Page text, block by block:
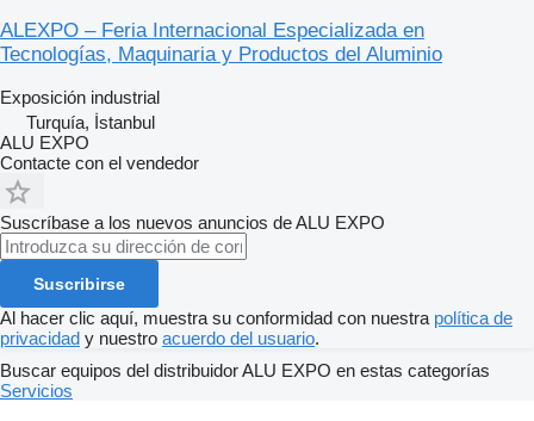
ALEXPO – Feria Internacional Especializada en
Tecnologías, Maquinaria y Productos del Aluminio
Exposición industrial
Turquía, İstanbul
ALU EXPO
Contacte con el vendedor
Suscríbase a los nuevos anuncios de ALU EXPO
Suscribirse
Al hacer clic aquí, muestra su conformidad con nuestra política de
privacidad y nuestro acuerdo del usuario.
Buscar equipos del distribuidor ALU EXPO en estas categorías
Servicios